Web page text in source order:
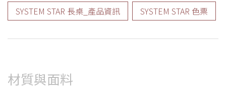
SYSTEM STAR 長桌_產品資訊 SYSTEM STAR 色票
材質與面料